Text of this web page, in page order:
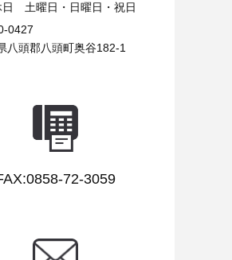
土曜日・日曜日・祝日
0427
八頭郡八頭町奥谷182-1
72-3059